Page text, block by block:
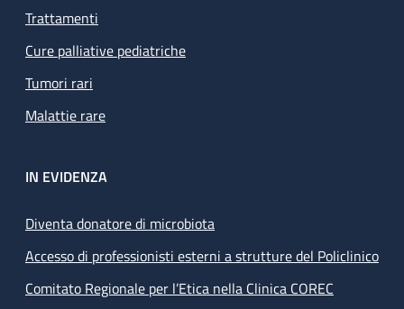
Trattamenti
Cure palliative pediatriche
Tumori rari
Malattie rare
IN EVIDENZA
Diventa donatore di microbiota
Accesso di professionisti esterni a strutture del Policlinico
Comitato Regionale per l’Etica nella Clinica COREC